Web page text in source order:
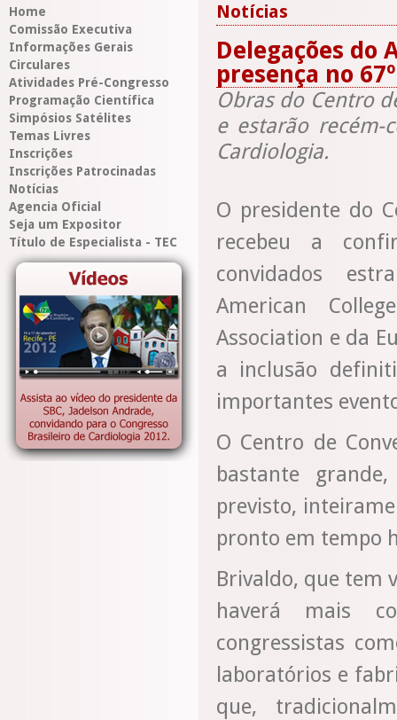
Home
Comissão Executiva
Informações Gerais
Circulares
Atividades Pré-Congresso
Programação Científica
Simpósios Satélites
Temas Livres
Inscrições
Inscrições Patrocinadas
Notícias
Agencia Oficial
Seja um Expositor
Título de Especialista - TEC
Notícias
Delegações do
presença no
Obras do Centro
e estarão recém-
Cardiologia.
O presidente do
recebeu a
convidados
American
Association e da
a inclusão
importantes
O Centro de
bastante
previsto,
pronto em tempo
Brivaldo, que tem
haverá mais
congressistas
laboratórios e
que,